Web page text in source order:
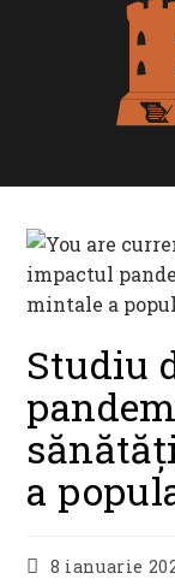
Studiu
a
Post8 ianuarie